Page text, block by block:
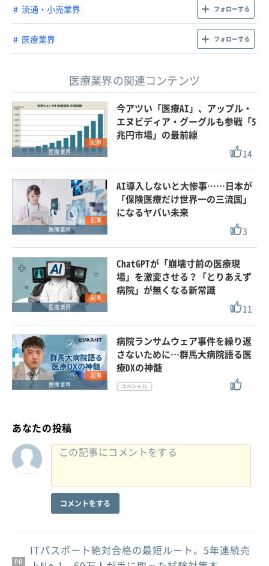
流通・小売業界 フォローする
医療業界 フォローする
医療業界の関連コンテンツ
記事
医療業界
今アツい「医療AI」、アップル・
エヌビディア・グーグルも参戦「5
兆円市場」の最前線
14
記事
医療業界
AI導入しないと大惨事……日本が
「保険医療だけ世界一の三流国」
になるヤバい未来
3
記事
医療業界
ChatGPTが「崩壊寸前の医療現
場」を激変させる？「とりあえず
病院」が無くなる新常識
11
記事
医療業界
病院ランサムウェア事件を繰り返
さないために…群馬大病院語る医
療DXの神髄
あなたの投稿
コメントをする
PR
PR
PR
ITパスポート絶対合格の最短ルート。5年連続売